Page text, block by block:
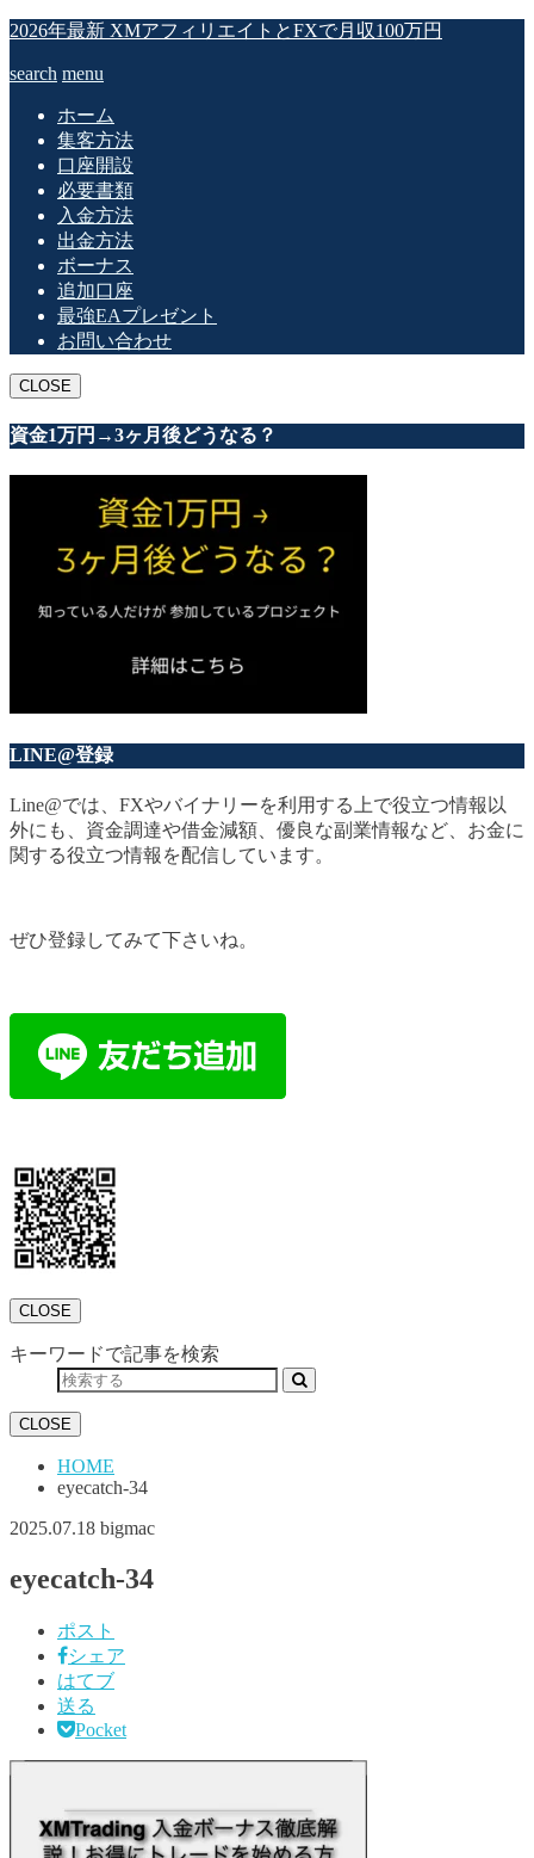
2026年最新 XMアフィリエイトとFXで月収100万円
search menu
ホーム
集客方法
口座開設
必要書類
入金方法
出金方法
ボーナス
追加口座
最強EAプレゼント
お問い合わせ
CLOSE
資金1万円→3ヶ月後どうなる？
LINE@登録
Line@では、FXやバイナリーを利用する上で役立つ情報以
外にも、資金調達や借金減額、優良な副業情報など、お金に
関する役立つ情報を配信しています。
ぜひ登録してみて下さいね。
CLOSE
キーワードで記事を検索
CLOSE
HOME
eyecatch-34
2025.07.18 bigmac
eyecatch-34
ポスト
シェア
はてブ
送る
Pocket